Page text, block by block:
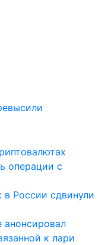
операции с
России сдвинули
анонсировал
к лари